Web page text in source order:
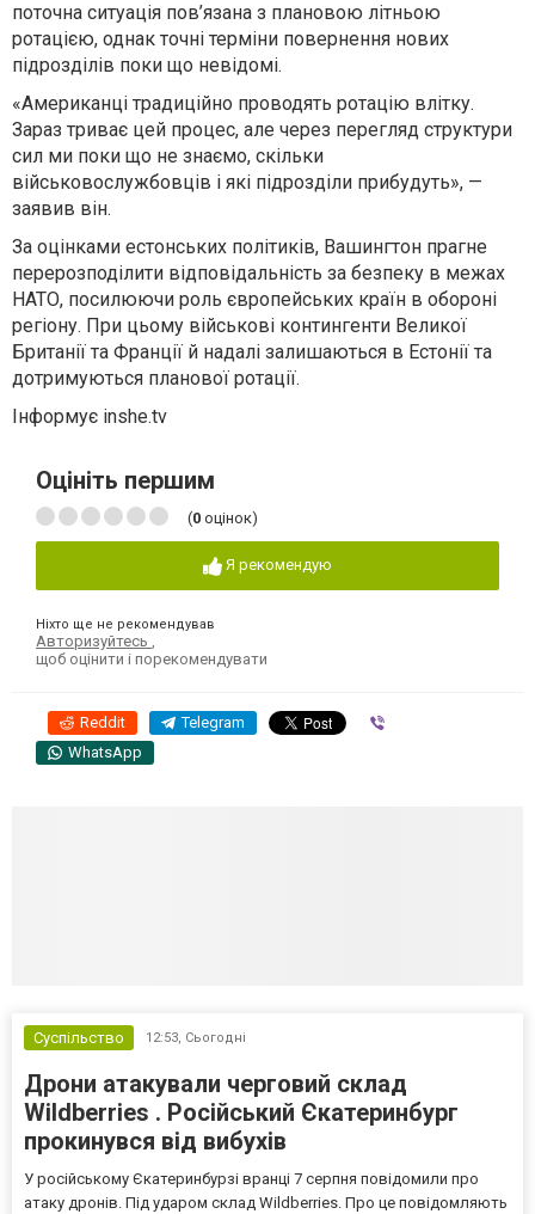
поточна ситуація пов’язана з плановою літньою
ротацією, однак точні терміни повернення нових
підрозділів поки що невідомі.
«Американці традиційно проводять ротацію влітку.
Зараз триває цей процес, але через перегляд структури
сил ми поки що не знаємо, скільки
військовослужбовців і які підрозділи прибудуть», —
заявив він.
За оцінками естонських політиків, Вашингтон прагне
перерозподілити відповідальність за безпеку в межах
НАТО, посилюючи роль європейських країн в обороні
регіону. При цьому військові контингенти Великої
Британії та Франції й надалі залишаються в Естонії та
дотримуються планової ротації.
Інформує inshe.tv
Оцініть першим
(0 оцінок)
Я рекомендую
Ніхто ще не рекомендував
Авторизуйтесь ,
щоб оцінити і порекомендувати
Reddit Telegram
WhatsApp
Суспільство 12:53, Сьогодні
Дрони атакували черговий склад
Wildberries . Російський Єкатеринбург
прокинувся від вибухів
У російському Єкатеринбурзі вранці 7 серпня повідомили про
атаку дронів. Під ударом склад Wildberries. Про це повідомляють